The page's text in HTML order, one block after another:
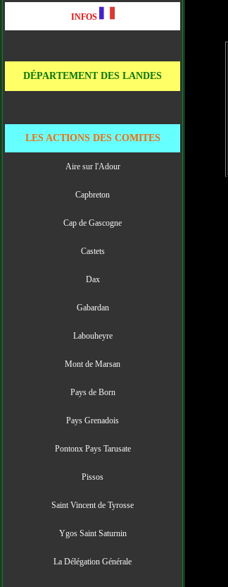
INFOS
DÉPARTEMENT DES LANDES
LES ACTIONS DES COMITES
Aire sur l'Adour
Capbreton
Cap de Gascogne
Castets
Dax
Gabardan
Labouheyre
Mont de Marsan
Pays de Born
Pays Grenadois
Pontonx Pays Tarusate
Pissos
Saint Vincent de Tyrosse
Ygos Saint Saturnin
La Délégation Générale